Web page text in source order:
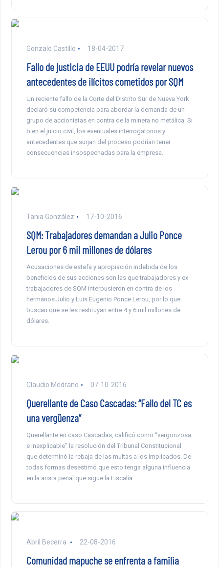
Gonzalo Castillo 18-04-2017
Fallo de justicia de EEUU podría revelar nuevos
antecedentes de ilícitos cometidos por SQM
Un reciente fallo de la Corte del Distrito Sur de Nueva York
declaró su competencia para abordar la demanda de un
grupo de accionistas en contra de la minera no metálica. Si
bien el juicio civil, los eventuales interrogatorios y
antecedentes que surjan del proceso podrían tener
consecuencias insospechadas para la empresa.
Tania González 17-10-2016
SQM: Trabajadores demandan a Julio Ponce
Lerou por 6 mil millones de dólares
Acusaciones de estafa y apropiación indebida de los
beneficios de sus acciones son las que trabajadores y ex
trabajadores de SQM interpusieron en contra de los
hermanos Julio y Luis Eugenio Ponce Lerou, por lo que
buscan que se les restituyan entre 4 y 6 mil millones de
dólares.
Claudio Medrano 07-10-2016
Querellante de Caso Cascadas: “Fallo del TC es
una vergüenza”
Querellante en caso Cascadas, calificó como “vergonzosa
e inexplicable” la resolución del Tribunal Constitucional
que determinó la rebaja de las multas a los implicados. De
todas formas desestimó que esto tenga alguna influencia
en la arista penal que sigue la Fiscalía.
Abril Becerra 22-08-2016
Comunidad mapuche se enfrenta a familia